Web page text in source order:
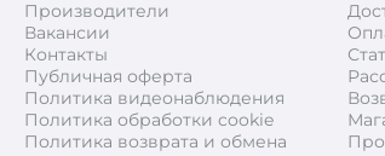
Производители
Вакансии
Контакты
Публичная оферта
Политика видеонаблюдения
Политика обработки cookie
Политика возврата и обмена